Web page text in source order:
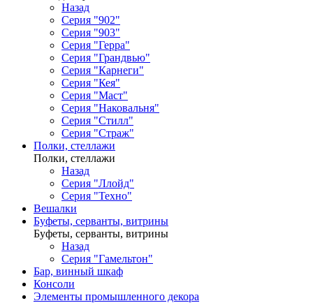
Назад
Серия "902"
Серия "903"
Серия "Герра"
Серия "Грандвью"
Серия "Карнеги"
Серия "Кея"
Серия "Маст"
Серия "Наковальня"
Серия "Стилл"
Серия "Страж"
Полки, стеллажи
Полки, стеллажи
Назад
Серия "Ллойд"
Серия "Техно"
Вешалки
Буфеты, серванты, витрины
Буфеты, серванты, витрины
Назад
Серия "Гамельтон"
Бар, винный шкаф
Консоли
Элементы промышленного декора